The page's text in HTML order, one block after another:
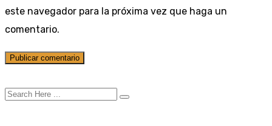
este navegador para la próxima vez que haga un
comentario.